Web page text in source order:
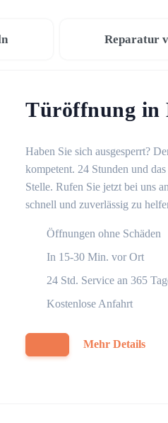
Reparatur
Türöffnung in
Haben Sie sich ausgesperrt?
kompetent. 24 Stunden und
Stelle. Rufen Sie jetzt bei uns
schnell und zuverlässig zu
Öffnungen ohne Schäden
In 15-30 Min. vor Ort
24 Std. Service an 365
Kostenlose Anfahrt
Mehr Details